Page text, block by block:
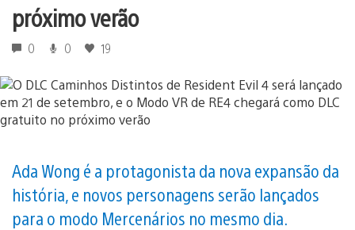
próximo verão
0 0 19
Ada Wong é a protagonista da nova expansão da
história, e novos personagens serão lançados
para o modo Mercenários no mesmo dia.